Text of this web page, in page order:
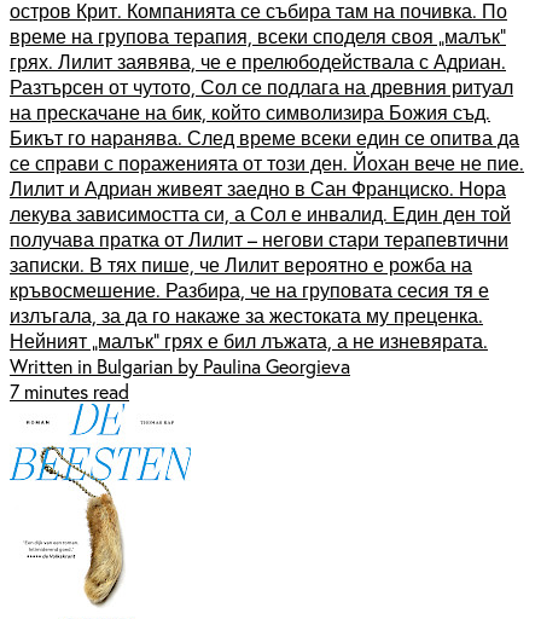
остров Крит. Компанията се събира там на почивка. По
време на групова терапия, всеки споделя своя „малък“
грях. Лилит заявява, че е прелюбодействала с Адриан.
Разтърсен от чутото, Сол се подлага на древния ритуал
на прескачане на бик, който символизира Божия съд.
Бикът го наранява. След време всеки един се опитва да
се справи с пораженията от този ден. Йохан вече не пие.
Лилит и Адриан живеят заедно в Сан Франциско. Нора
лекува зависимостта си, а Сол е инвалид. Един ден той
получава пратка от Лилит – негови стари терапевтични
записки. В тях пише, че Лилит вероятно е рожба на
кръвосмешение. Разбира, че на груповата сесия тя е
излъгала, за да го накаже за жестоката му преценка.
Нейният „малък“ грях е бил лъжата, а не изневярата.
Written in Bulgarian by Paulina Georgieva
7 minutes read